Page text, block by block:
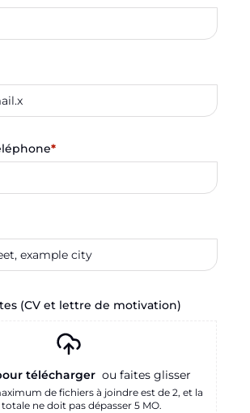
*
(CV et lettre de motivation)
télécharger ou faites glisser
de fichiers à joindre est de 2, et la
ne doit pas dépasser 5 MO.